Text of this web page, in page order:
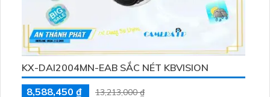
KX-DAI2004MN-EAB SẮC NÉT KBVISION
8,588,450 ₫
13,213,000 ₫